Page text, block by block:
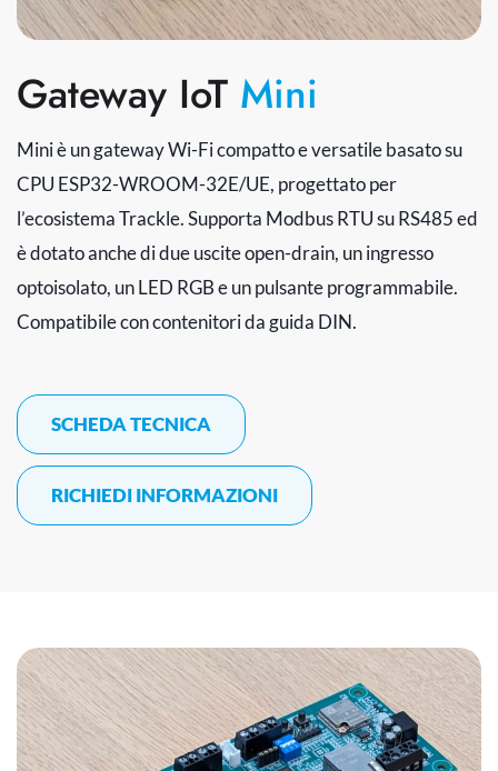
Gateway IoT Mini
Mini è un gateway Wi-Fi compatto e versatile basato su
CPU ESP32-WROOM-32E/UE, progettato per
l’ecosistema Trackle. Supporta Modbus RTU su RS485 ed
è dotato anche di due uscite open-drain, un ingresso
optoisolato, un LED RGB e un pulsante programmabile.
Compatibile con contenitori da guida DIN.
SCHEDA TECNICA
RICHIEDI INFORMAZIONI